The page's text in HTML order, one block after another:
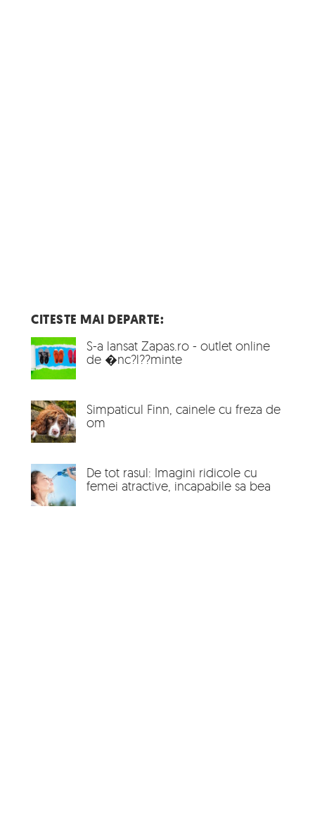
CITESTE MAI DEPARTE:
S-a lansat Zapas.ro - outlet online
de �nc?l??minte
Simpaticul Finn, cainele cu freza de
om
De tot rasul: Imagini ridicole cu
femei atractive, incapabile sa bea